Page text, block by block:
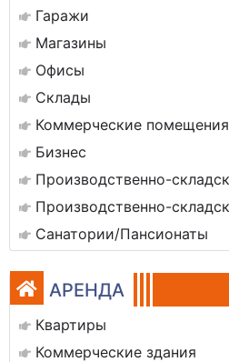
Гаражи
Магазины
Офисы
Склады
Коммерческие помещения
Бизнес
Санатории/Пансионаты
АРЕНДА
Квартиры
Коммерческие здания